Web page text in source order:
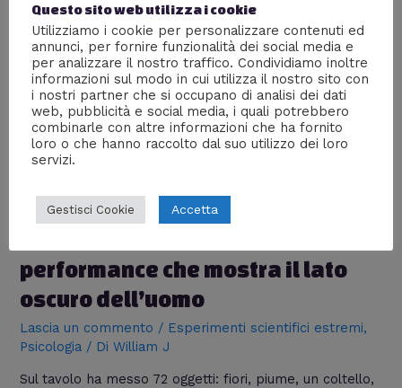
performance che mostra il lato
oscuro dell’uomo
Lascia un commento / Esperimenti scientifici estremi,
Psicologia / DiWilliam J
Sul tavolo ha messo 72 oggetti: fiori, piume, un coltello,
Questo sito web utilizza i cookie
Utilizziamo i cookie per personalizzare contenuti ed
annunci, per fornire funzionalità dei social media e
per analizzare il nostro traffico. Condividiamo inoltre
informazioni sul modo in cui utilizza il nostro sito con
i nostri partner che si occupano di analisi dei dati
web, pubblicità e social media, i quali potrebbero
combinarle con altre informazioni che ha fornito
loro o che hanno raccolto dal suo utilizzo dei loro
servizi.
Gestisci Cookie Accetta